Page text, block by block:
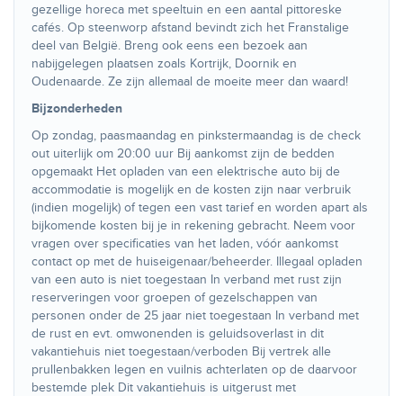
gezellige horeca met speeltuin en een aantal pittoreske
cafés. Op steenworp afstand bevindt zich het Franstalige
deel van België. Breng ook eens een bezoek aan
nabijgelegen plaatsen zoals Kortrijk, Doornik en
Oudenaarde. Ze zijn allemaal de moeite meer dan waard!
Bijzonderheden
Op zondag, paasmaandag en pinkstermaandag is de check
out uiterlijk om 20:00 uur Bij aankomst zijn de bedden
opgemaakt Het opladen van een elektrische auto bij de
accommodatie is mogelijk en de kosten zijn naar verbruik
(indien mogelijk) of tegen een vast tarief en worden apart als
bijkomende kosten bij je in rekening gebracht. Neem voor
vragen over specificaties van het laden, vóór aankomst
contact op met de huiseigenaar/beheerder. Illegaal opladen
van een auto is niet toegestaan In verband met rust zijn
reserveringen voor groepen of gezelschappen van
personen onder de 25 jaar niet toegestaan In verband met
de rust en evt. omwonenden is geluidsoverlast in dit
vakantiehuis niet toegestaan/verboden Bij vertrek alle
prullenbakken legen en vuilnis achterlaten op de daarvoor
bestemde plek Dit vakantiehuis is uitgerust met